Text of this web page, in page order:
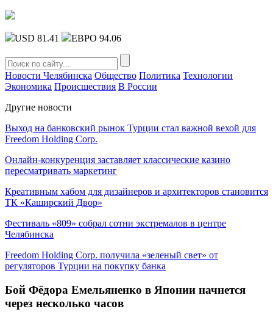
USD 81.41 ЕВРО 94.06
Новости Челябинска Общество Политика Технологии
Экономика Происшествия В России
Другие новости
Выход на банковский рынок Турции стал важной вехой для
Freedom Holding Corp.
Онлайн-конкуренция заставляет классические казино
пересматривать маркетинг
Креативным хабом для дизайнеров и архитекторов становится
ТК «Каширский Двор»
Фестиваль «809» собрал сотни экстремалов в центре
Челябинска
Freedom Holding Corp. получила «зеленый свет» от
регуляторов Турции на покупку банка
Бой Фёдора Емельяненко в Японии начнется
через несколько часов